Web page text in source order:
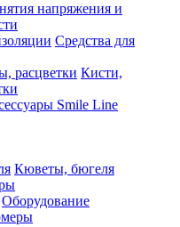
напряжения и
Средства для
Кисти,
Smile Line
Кюветы, бюгеля
Оборудование